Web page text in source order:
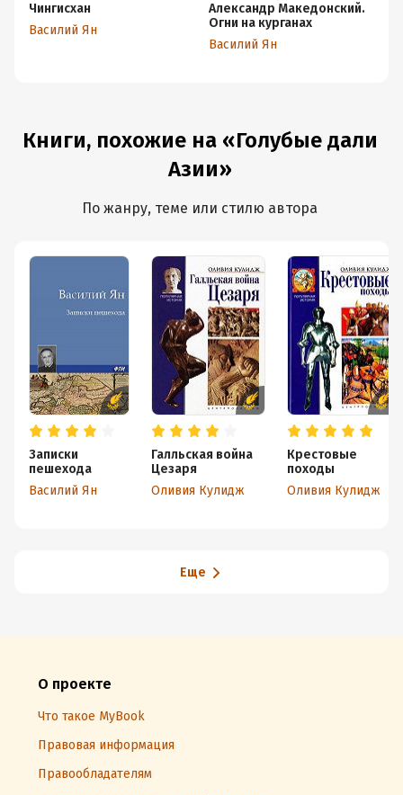
Чингисхан
Василий Ян
Александр Македонский.
Огни на курганах
Василий Ян
Книги, похожие на «Голубые дали
Азии»
По жанру, теме или стилю автора
Записки
пешехода
Василий Ян
Галльская война
Цезаря
Оливия Кулидж
Крестовые
походы
Оливия Кулидж
Еще
О проекте
Что такое MyBook
Правовая информация
Правообладателям